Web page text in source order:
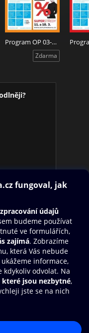
Program OP 03-2020
Zdarma